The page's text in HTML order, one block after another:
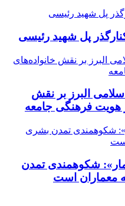
کنارگذر پل شهید رئیسی
البرز بر نقش
هویت فرهنگی جامعه
شکوهمندی تمدن
معماران است